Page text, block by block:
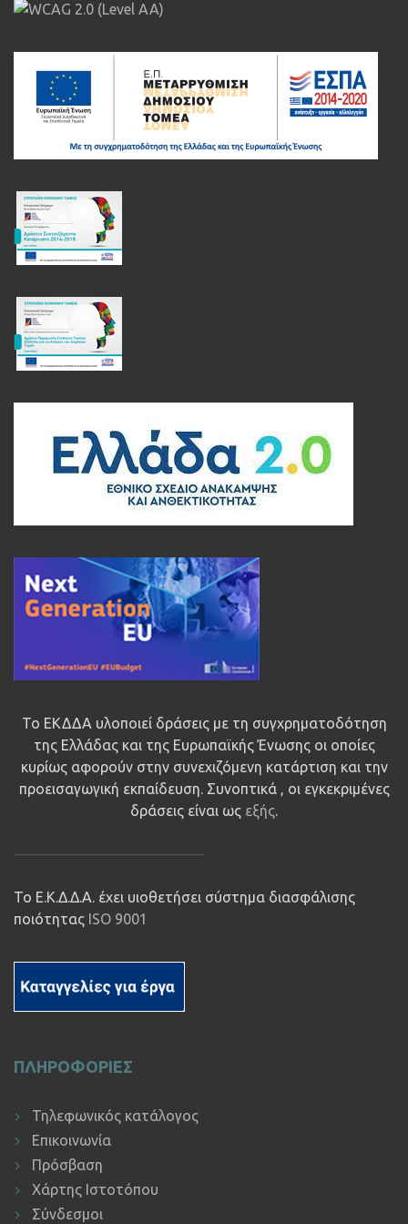
Το ΕΚΔΔΑ υλοποιεί δράσεις με τη συγχρηματοδότηση
της Ελλάδας και της Ευρωπαϊκής Ένωσης οι οποίες
κυρίως αφορούν στην συνεχιζόμενη κατάρτιση και την
προεισαγωγική εκπαίδευση. Συνοπτικά , οι εγκεκριμένες
δράσεις είναι ως εξής.
Το Ε.Κ.Δ.Δ.Α. έχει υιοθετήσει σύστημα διασφάλισης
ποιότητας ISO 9001
ΠΛΗΡΟΦΟΡΙΕΣ
Τηλεφωνικός κατάλογος
Επικοινωνία
Πρόσβαση
Χάρτης Ιστοτόπου
Σύνδεσμοι